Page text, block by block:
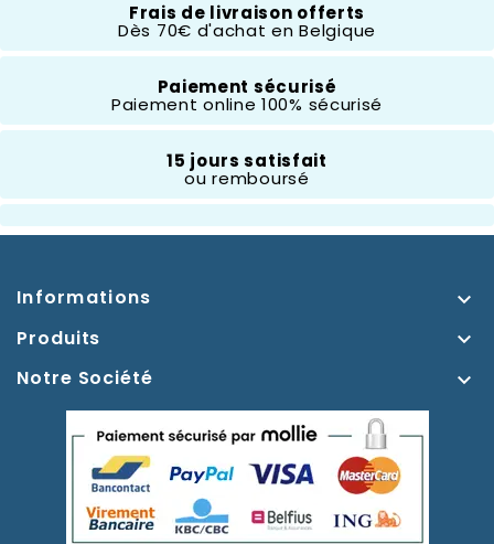
L'étrange Noël De Mr
Jack
Type D'accessoires Sac À Dos
Frais de livraison offerts
Dès 70€ d'achat en Belgique
Paiement sécurisé
Paiement online 100% sécurisé
15 jours satisfait
ou remboursé
Informations 
Produits 
Notre Société 